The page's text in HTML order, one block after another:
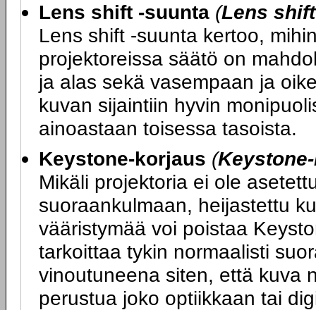
Lens shift -suunta (Lens
Lens shift -suunta kertoo,
projektoreissa säätö on
ja alas sekä vasempaan ja
kuvan sijaintiin hyvin
ainoastaan toisessa tasoista.
Keystone-korjaus (
Mikäli projektoria ei ole
suoraankulmaan, heijastettu
vääristymää voi poistaa
tarkoittaa tykin normaalisti
vinoutuneena siten, että kuva
perustua joko optiikkaan tai